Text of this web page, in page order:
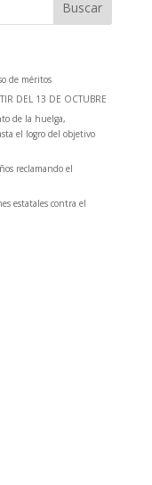
de méritos
DEL 13 DE OCTUBRE
de la huelga,
el logro del objetivo
reclamando el
estatales contra el